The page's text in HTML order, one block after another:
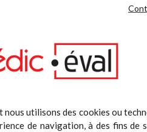
utilisons des cookies ou
de navigation, à des fins de